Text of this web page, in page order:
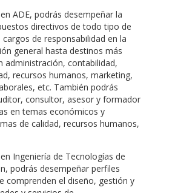
ADE, podrás desempeñar la
directivos de todo tipo de
de responsabilidad en la
general hasta destinos más
administración, contabilidad,
recursos humanos, marketing,
etc. También podrás
consultor, asesor y formador
en temas económicos y
de calidad, recursos humanos,
Ingeniería de Tecnologías de
podrás desempeñar perfiles
comprenden el diseño, gestión y